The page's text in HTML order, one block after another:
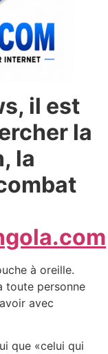
il est
la
la
à oreille.
toute personne
avec
que «celui qui